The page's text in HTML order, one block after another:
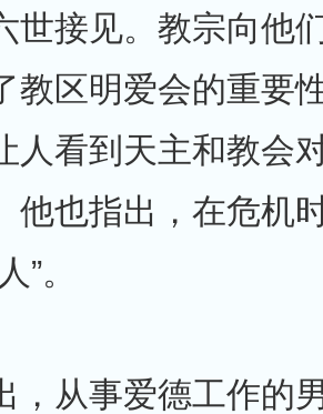
世接见。教宗向他
教区明爱会的重要
人看到天主和教会
他也指出，在危机
”。
，从事爱德工作的